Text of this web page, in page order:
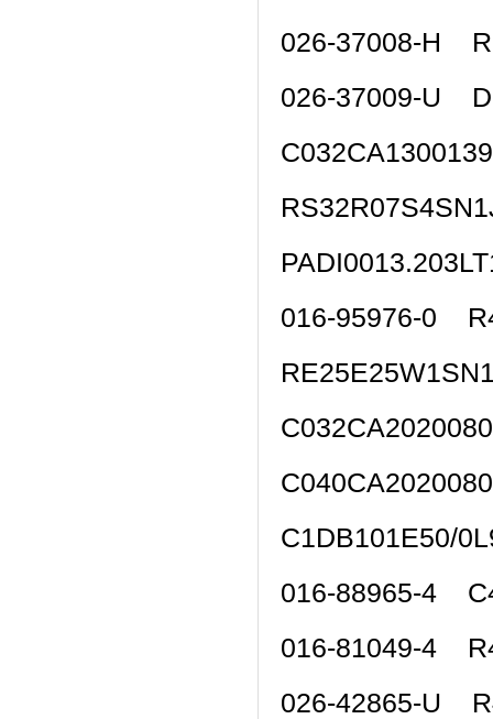
026-37008-H
026-37009-U
016-95976-0
C1DB101E50/
016-88965-4
016-81049-4
026-42865-U